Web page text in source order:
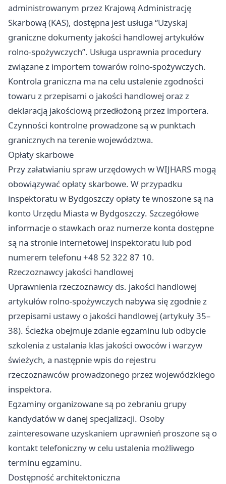
administrowanym przez Krajową Administrację
Skarbową (KAS), dostępna jest usługa “Uzyskaj
graniczne dokumenty jakości handlowej artykułów
rolno-spożywczych”. Usługa usprawnia procedury
związane z importem towarów rolno-spożywczych.
Kontrola graniczna ma na celu ustalenie zgodności
towaru z przepisami o jakości handlowej oraz z
deklaracją jakościową przedłożoną przez importera.
Czynności kontrolne prowadzone są w punktach
granicznych na terenie województwa.
Opłaty skarbowe
Przy załatwianiu spraw urzędowych w WIJHARS mogą
obowiązywać opłaty skarbowe. W przypadku
inspektoratu w Bydgoszczy opłaty te wnoszone są na
konto Urzędu Miasta w Bydgoszczy. Szczegółowe
informacje o stawkach oraz numerze konta dostępne
są na stronie internetowej inspektoratu lub pod
numerem telefonu +48 52 322 87 10.
Rzeczoznawcy jakości handlowej
Uprawnienia rzeczoznawcy ds. jakości handlowej
artykułów rolno-spożywczych nabywa się zgodnie z
przepisami ustawy o jakości handlowej (artykuły 35–
38). Ścieżka obejmuje zdanie egzaminu lub odbycie
szkolenia z ustalania klas jakości owoców i warzyw
świeżych, a następnie wpis do rejestru
rzeczoznawców prowadzonego przez wojewódzkiego
inspektora.
Egzaminy organizowane są po zebraniu grupy
kandydatów w danej specjalizacji. Osoby
zainteresowane uzyskaniem uprawnień proszone są o
kontakt telefoniczny w celu ustalenia możliwego
terminu egzaminu.
Dostępność architektoniczna